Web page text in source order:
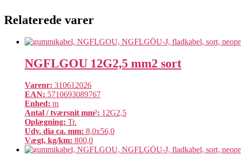
Relaterede varer
NGFLGOU 12G2,5 mm2 sort
Varenr: 310612026
EAN: 5710693089767
Enhed: m
Antal / tværsnit mm²: 12G2,5
Oplægning: Tr.
Udv. dia ca. mm: 8,0x56,0
Vægt, kg/km: 800,0